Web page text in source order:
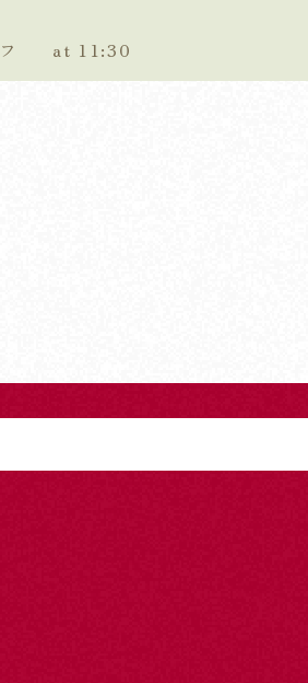
at 11:30